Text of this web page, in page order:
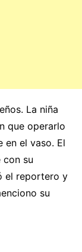
La niña
que operarlo
en el vaso. El
con su
el reportero y
su